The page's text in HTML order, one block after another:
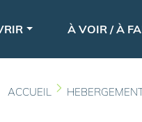
À VOIR / À
ACCUEIL